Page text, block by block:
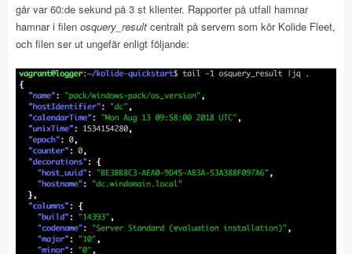
går var 60:de sekund på 3 st klienter. Rapporter på utfall hamnar
hamnar i filen osquery_result centralt på servern som kör Kolide Fleet,
och filen ser ut ungefär enligt följande: